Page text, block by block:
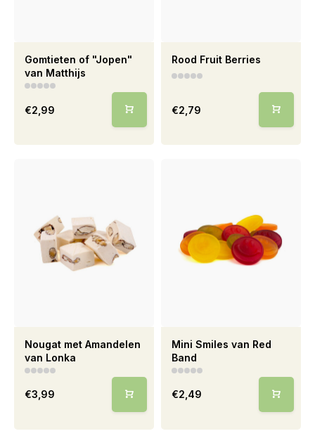
Gomtieten of "Jopen"
van Matthijs
€2,99
Rood Fruit Berries
€2,79
Nougat met Amandelen
van Lonka
€3,99
Mini Smiles van Red
Band
€2,49